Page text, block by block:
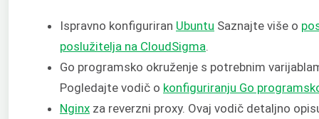
Ispravno konfiguriran Ubuntu Saznajte više o
poslužitelja na CloudSigma.
Go programsko okruženje s potrebnim
Pogledajte vodič o konfiguriranju Go
Nginx za reverzni proxy. Ovaj vodič detaljno